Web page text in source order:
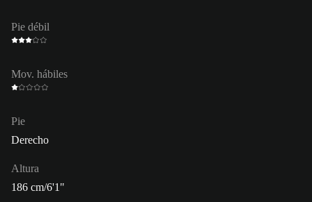
Pie débil
Mov. hábiles
Pie
Derecho
Altura
186 cm/6'1"